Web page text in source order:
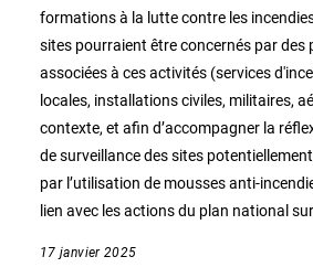
formations à la lutte contre les
sites pourraient être concernés par des
associées à ces activités (services
locales, installations civiles, militaires,
contexte, et afin d’accompagner la
de surveillance des sites
par l’utilisation de mousses anti-
lien avec les actions du plan national
17 janvier 2025